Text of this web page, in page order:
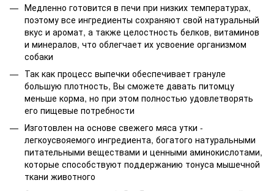
Медленно готовится в печи при низких температурах,
поэтому все ингредиенты сохраняют свой натуральный
вкус и аромат, а также целостность белков, витаминов
и минералов, что облегчает их усвоение организмом
собаки
Так как процесс выпечки обеспечивает грануле
большую плотность, Вы сможете давать питомцу
меньше корма, но при этом полностью удовлетворять
его пищевые потребности
Изготовлен на основе свежего мяса утки -
легкоусвояемого ингредиента, богатого натуральными
питательными веществами и ценными аминокислотами,
которые способствуют поддержанию тонуса мышечной
ткани животного